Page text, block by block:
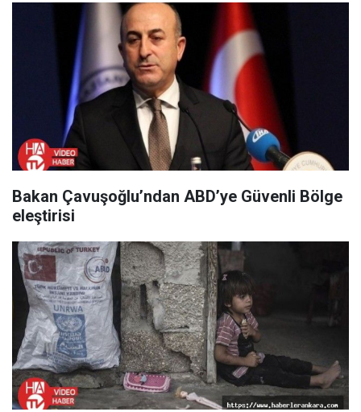
Bakan Çavuşoğlu’ndan ABD’ye Güvenli Bölge
eleştirisi